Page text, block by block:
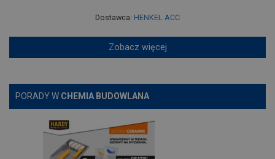
Dostawca: HENKEL ACC
Zobacz więcej
PORADY W CHEMIA BUDOWLANA